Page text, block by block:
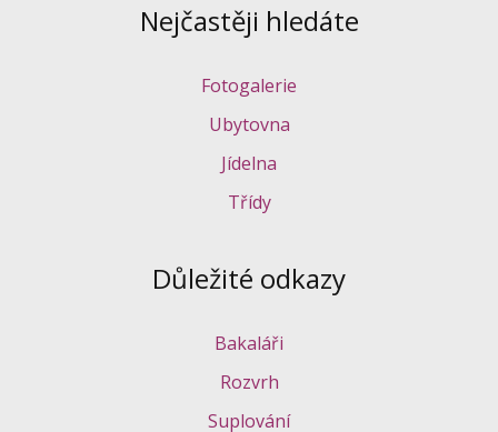
Nejčastěji hledáte
Fotogalerie
Ubytovna
Jídelna
Třídy
Důležité odkazy
Bakaláři
Rozvrh
Suplování